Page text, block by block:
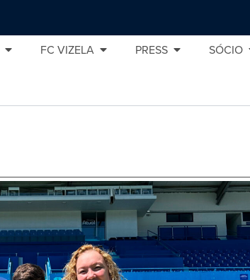
FC VIZELA PRESS SÓCIO